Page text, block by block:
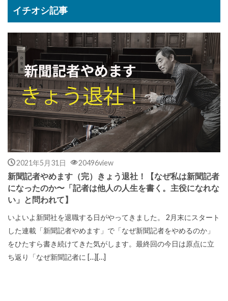
イチオシ記事
2021年5月31日 20496view
新聞記者やめます（完）きょう退社！【なぜ私は新聞記者
になったのか〜「記者は他人の人生を書く。主役になれな
い」と問われて】
いよいよ新聞社を退職する日がやってきました。 2月末にスタート
した連載「新聞記者やめます」で「なぜ新聞記者をやめるのか」
をひたすら書き続けてきた気がします。最終回の今日は原点に立
ち返り「なぜ新聞記者に […][…]